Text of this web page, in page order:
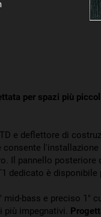
per spazi più
e deflettore di
Il pannello
dedicato è
bass e preciso 1"
più impegnativi.